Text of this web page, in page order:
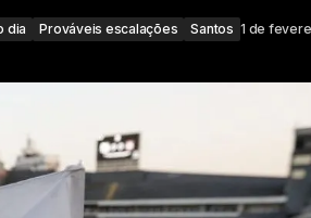
dia Prováveis escalações Santos 1 de